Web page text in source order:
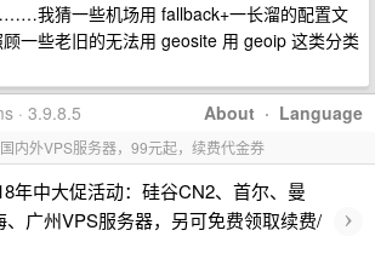
我猜一些机场用 fallback+一长溜的配置文
一些老旧的无法用 geosite 用 geoip 这类分类
About · Language
· 3.9.8.5
内外VPS服务器，99元起，续费代金券
年中大促活动：硅谷CN2、首尔、曼
广州VPS服务器，另可免费领取续费/
›